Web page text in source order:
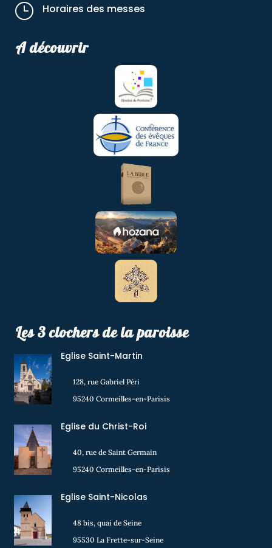
} Horaires des messes
A découvrir
Les 3 clochers de la paroisse
Eglise Saint-Martin
128, rue Gabriel Péri
95240 Cormeilles-en-Parisis
Eglise du Christ-Roi
40, rue de Saint Germain
95240 Cormeilles-en-Parisis
Eglise Saint-Nicolas
48 bis, quai de Seine
95530 La Frette-sur-Seine